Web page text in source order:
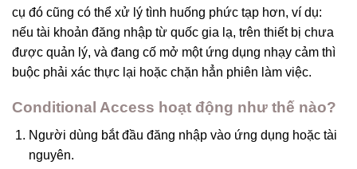
cụ đó cũng có thể xử lý tình huống phức tạp hơn, ví dụ:
nếu tài khoản đăng nhập từ quốc gia lạ, trên thiết bị chưa
được quản lý, và đang cố mở một ứng dụng nhạy cảm thì
buộc phải xác thực lại hoặc chặn hẳn phiên làm việc.
Conditional Access hoạt động như thế nào?
Người dùng bắt đầu đăng nhập vào ứng dụng hoặc tài
nguyên.